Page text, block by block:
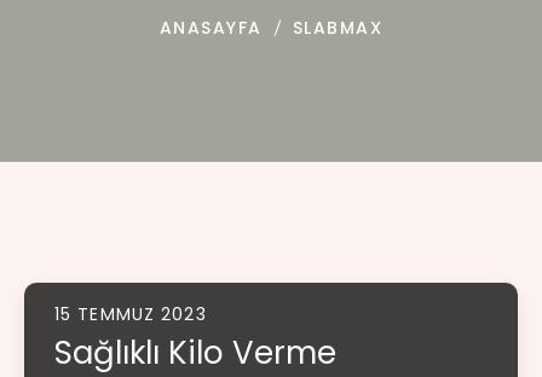
ANASAYFA SLABMAX
15 TEMMUZ 2023
Sağlıklı Kilo Verme